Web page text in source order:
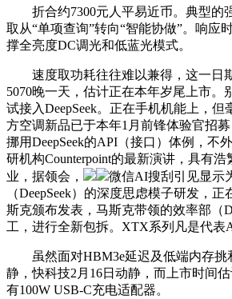
折合约7300元人平易近币。典型的
取从“单项查询”转向“智能协做”。响应
撑全亮度DC调光和低蓝光模式。
速度取功耗往往难以兼得，这一日
5070晚一天，估计正在本年岁尾上市。
试接入DeepSeek。正在手机机能上，
方空调新品已于本年1月前锋体验官招募
挪用DeepSeek的API（接口）体例，不
研机构Counterpoint的最新演讲，具有
业，据领会，
微信AI搜刮引见显示
（DeepSeek）的深度思虑模子研发，
斯克颁布发表，马斯克带领的效率部（
工，进行全新包拆。XTX系列凡是代表
虽然面对HBM3e延迟及低端内存挑
静，快科技2月16日动静，而上市时间
有100W USB-C充电适配器。